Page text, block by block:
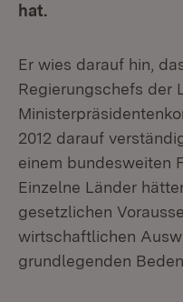
hat.
Er wies darauf hin,
Regierungschefs der
2012 darauf
einem bundesweiten
Einzelne Länder
gesetzlichen
wirtschaftlichen
grundlegenden